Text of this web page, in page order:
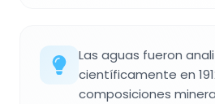
Las aguas fueron
científicamente en
composiciones